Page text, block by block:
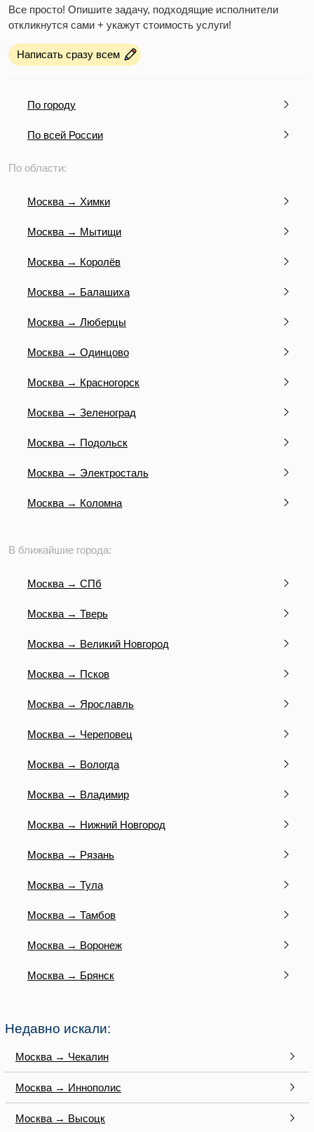
Все просто! Опишите задачу, подходящие исполнители
откликнутся сами + укажут стоимость услуги!
Написать сразу всем
По городу
По всей России
По области:
Москва → Химки
Москва → Мытищи
Москва → Королёв
Москва → Балашиха
Москва → Люберцы
Москва → Одинцово
Москва → Красногорск
Москва → Зеленоград
Москва → Подольск
Москва → Электросталь
Москва → Коломна
В ближайшие города:
Москва → СПб
Москва → Тверь
Москва → Великий Новгород
Москва → Псков
Москва → Ярославль
Москва → Череповец
Москва → Вологда
Москва → Владимир
Москва → Нижний Новгород
Москва → Рязань
Москва → Тула
Москва → Тамбов
Москва → Воронеж
Москва → Брянск
Недавно искали:
Москва → Чекалин
Москва → Иннополис
Москва → Высоцк